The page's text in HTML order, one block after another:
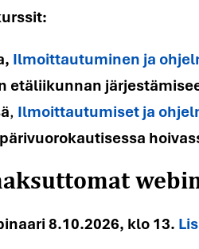
, Ilmoittautuminen ja
etäliikunnan
, Ilmoittautumiset ja
8.10.2026, klo 13.